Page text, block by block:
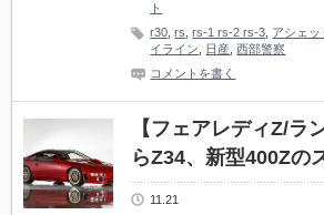
ト
r30 ,rs ,rs-1 rs-2 rs-3 アシェッ
イライン
日産 ,西部警察
コメントを書く
【フェアレディZ/ラ
らZ34、新型400Zの
11.21